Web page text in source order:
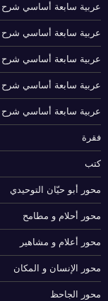
عربية سابعة أساسي
عربية سابعة أساسي شرح
عربية سابعة أساسي
عربية سابعة أساسي
عربية سابعة أساسي
فقرة
كتب
محور أبو حيّان التوحيدي
محور أحلام و مطامح
محور أعلام و مشاهير
محور الإنسان و المكان
محور الجاحظ